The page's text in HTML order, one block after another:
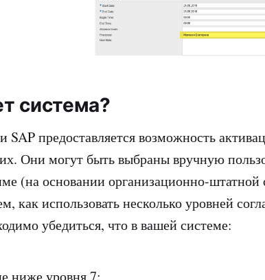
система?
предоставляется возможность
Они могут быть выбраны вручную
(на основании организационно-штатной
как использовать несколько уровней
убедиться, что в вашей системе:
ниже уровня 7;